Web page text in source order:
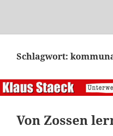
Schlagwort:
Von Zossen